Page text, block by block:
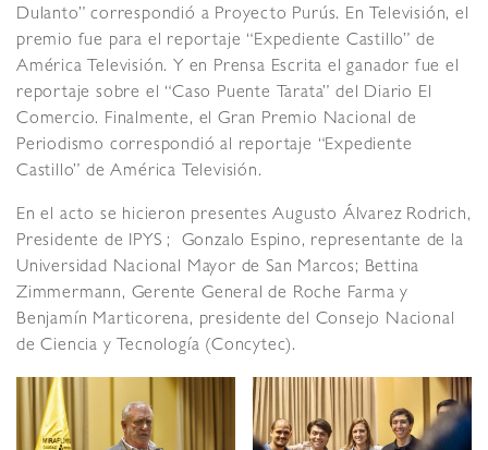
Dulanto” correspondió a Proyecto Purús. En Televisión, el
premio fue para el reportaje “Expediente Castillo” de
América Televisión. Y en Prensa Escrita el ganador fue el
reportaje sobre el “Caso Puente Tarata” del Diario El
Comercio. Finalmente, el Gran Premio Nacional de
Periodismo correspondió al reportaje “Expediente
Castillo” de América Televisión.
En el acto se hicieron presentes Augusto Álvarez Rodrich,
Presidente de IPYS ; Gonzalo Espino, representante de la
Universidad Nacional Mayor de San Marcos; Bettina
Zimmermann, Gerente General de Roche Farma y
Benjamín Marticorena, presidente del Consejo Nacional
de Ciencia y Tecnología (Concytec).